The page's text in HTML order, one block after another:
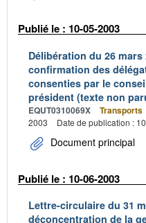
Publié le : 10-05-2003
Délibération du 26 mars
confirmation des
consenties par le
président (texte non
EQUT0310069X Transports
2003
Date de publication :
Document principal
Publié le : 10-06-2003
Lettre-circulaire du 31
déconcentration de la